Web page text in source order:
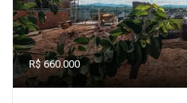
R$ 660.000